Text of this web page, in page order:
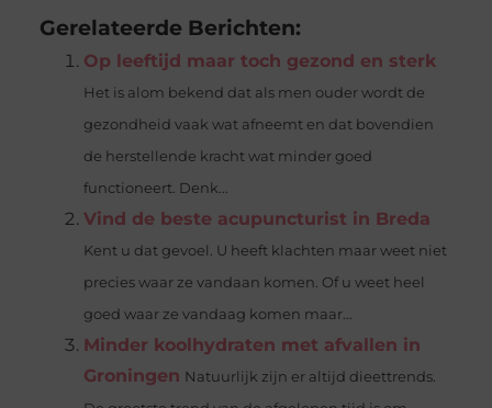
Gerelateerde Berichten:
Op leeftijd maar toch gezond en sterk
Het is alom bekend dat als men ouder wordt de
gezondheid vaak wat afneemt en dat bovendien
de herstellende kracht wat minder goed
functioneert. Denk...
Vind de beste acupuncturist in Breda
Kent u dat gevoel. U heeft klachten maar weet niet
precies waar ze vandaan komen. Of u weet heel
goed waar ze vandaag komen maar...
Minder koolhydraten met afvallen in
Groningen Natuurlijk zijn er altijd dieettrends.